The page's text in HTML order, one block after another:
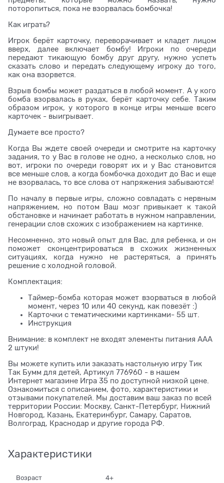
поторопиться, пока не взорвалась бомбочка!
Как играть?
Игрок берёт карточку, переворачивает и кладет лицом
вверх, далее включает бомбу! Игроки по очереди
передают тикающую бомбу друг другу, нужно успеть
сказать слово и передать следующему игроку до того,
как она взорвется.
Взрыв бомбы может раздаться в любой момент. А у кого
бомба взорвалась в руках, берёт карточку себе. Таким
образом игрок, у которого в конце игры меньше всего
карточек - выигрывает.
Думаете все просто?
Когда Вы ждете своей очереди и смотрите на карточку
задания, то у Вас в голове не одно, а несколько слов, но
вот, игроки по очереди говорят их и у Вас становится
все меньше слов, а когда бомбочка доходит до Вас и еще
не взорвалась, то все слова от напряжения забываются!
По началу в первые игры, сложно совладать с нервным
напряжением, но потом Ваш мозг привыкает к такой
обстановке и начинает работать в нужном направлении,
генерации слов схожих с изображением на картинке.
Несомненно, это новый опыт для Вас, для ребенка, и он
поможет сконцентрироваться в схожих жизненных
ситуациях, когда нужно не растеряться, а принять
решение с холодной головой.
Комплектация:
Таймер-бомба которая может взорваться в любой
момент, через 10 или 40 секунд, как повезёт :)
Карточки с тематическими картинками- 55 шт.
Инструкция
Внимание: в комплект не входят элементы питания ААА
2 штуки!
Вы можете купить или заказать настольную игру Тик
Так Бумм для детей, Артикул 776960 - в нашем
Интернет магазине Игра 35 по доступной низкой цене.
Ознакомиться с описанием, фото, характеристики и
отзывами покупателей. Мы доставим ваш заказ по всей
территории России: Москву, Санкт-Петербург, Нижний
Новгород, Казань, Екатеринбург, Самару, Саратов,
Волгоград, Краснодар и другие города РФ.
Характеристики
Возраст 4+